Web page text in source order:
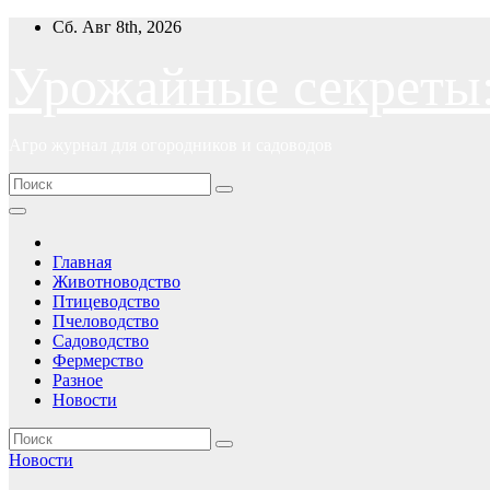
ПерейтиСб. Авг 8th, 2026
Главная
Животноводство
Птицеводство
Пчеловодство
Садоводство
Фермерство
Разное
Новости
Новости